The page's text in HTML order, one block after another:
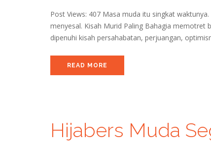
Post Views: 407 Masa muda itu singkat
menyesal. Kisah Murid Paling Bahagia memotret
dipenuhi kisah persahabatan, perjuangan,
READ MORE
Hijabers Muda